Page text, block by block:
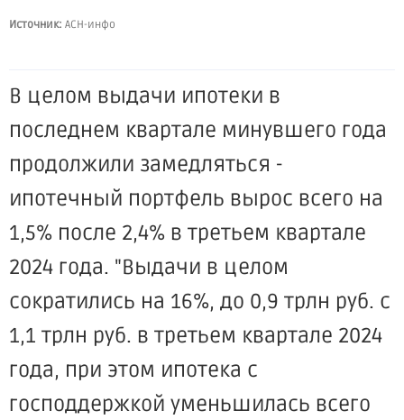
Источник: АСН-инфо
В целом выдачи ипотеки в
последнем квартале минувшего года
продолжили замедляться -
ипотечный портфель вырос всего на
1,5% после 2,4% в третьем квартале
2024 года. "Выдачи в целом
сократились на 16%, до 0,9 трлн руб. с
1,1 трлн руб. в третьем квартале 2024
года, при этом ипотека с
господдержкой уменьшилась всего